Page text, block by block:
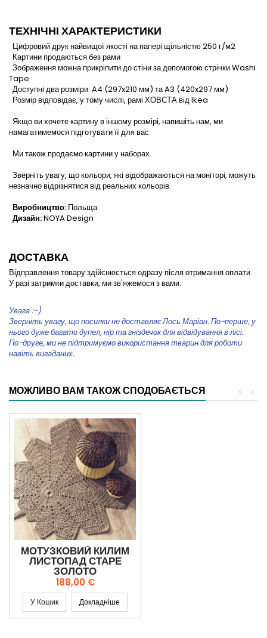
ТЕХНІЧНІ ХАРАКТЕРИСТИКИ
Цифровий друк найвищої якості на папері щільністю 250 г/м2
Картини продаються без рами
Зображення можна прикріпити до стіни за допомогою стрічки Washi
Tape
Доступні два розміри: A4 (297x210 мм) та A3 (420x297 мм)
Розмір відповідає, у тому числі, рамі ХОВСТА від Ikea
Якщо ви хочете картину в іншому розмірі, напишіть нам, ми
намагатимемося підготувати її для вас.
Ми також продаємо картини у наборах.
Зверніть увагу, що кольори, які відображаються на моніторі, можуть
незначно відрізнятися від реальних кольорів.
Виробництво: Польща
Дизайн:NOYA Design
ДОСТАВКА
Відправлення товару здійснюється одразу після отримання оплати.
У разі затримки доставки, ми зв'яжемося з вами.
Увага :-)
Зверніть увагу, що посилки не доставляє Лось Маріан. По-перше, у
нього дуже багато дупел, нір та гніздечок для відвідування в лісі.
По-друге, ми не підтримуємо використання тварин для роботи
навіть вигаданих.
МОЖЛИВО ВАМ ТАКОЖ СПОДОБАЄТЬСЯ >
<
МОТУЗКОВИЙ КИЛИМ
ЛИСТОПАД СТАРЕ
ЗОЛОТО
Ціна
188,00 €
У Кошик Докладніше